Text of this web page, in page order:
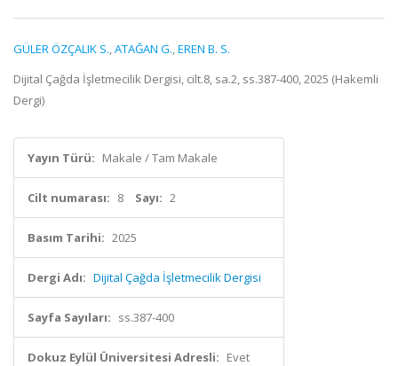
GÜLER ÖZÇALIK S.,ATAĞAN G.,EREN B. S.
Dijital Çağda İşletmecilik Dergisi, cilt.8, sa.2, ss.387-400, 2025 (Hakemli
Dergi)
Yayın Türü: Makale / Tam Makale
Cilt numarası: 8 Sayı: 2
Basım Tarihi: 2025
Dergi Adı: Dijital Çağda İşletmecilik Dergisi
Sayfa Sayıları: ss.387-400
Dokuz Eylül Üniversitesi Adresli: Evet